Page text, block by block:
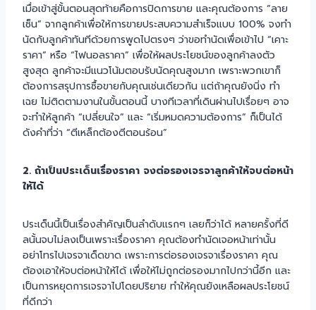
เมื่อเข้าสู่ขั้นตอนสุดท้ายคือการปิดการขาย และคุณต้องการ “ลาย
เซ็น” จากลูกค้าเพื่อให้การขายประสบความสำเร็จแบบ 100% จงทำ
นัดกับลูกค้าทันทีด้วยการพูดไปตรงๆ ว่าขอทำนัดเพื่อเข้าไป “เคาะ
ราคา” หรือ “ไฟนอลราคา” เพื่อให้ผลประโยชน์ของลูกค้าลงตัว
สูงสุด ลูกค้าจะมีแนวโน้มตอบรับนัดคุณสูงมาก เพราะพวกเขาก็
ต้องการสรุปการซื้อขายกับคุณเช่นเดียวกัน แต่ถ้าคุณยังนิ่ง ทำ
เฉย ไม่ติดตามงานในขั้นตอนนี้ บางทีเวลาที่เดินผ่านไปเรื่อยๆ อาจ
จะทำให้ลูกค้า “เปลี่ยนใจ” และ “เริ่มหมดความต้องการ” ก็เป็นได้
ดังคำที่ว่า “ตีเหล็กต้องตีตอนร้อน”
2. ถ้าเป็นประเด็นเรื่องราคา จงต่อรองเจรจาลูกค้าให้จบต่อหน้า
ให้ได้
ประเด็นนี้เป็นเรื่องสำคัญเป็นลำดับแรกๆ เลยก็ว่าได้ หลายครั้งที่ดี
ลนั้นจบไม่ลงเป็นเพราะเรื่องราคา คุณต้องทำนัดเจอหน้าเท่านั้น
อย่าโทรไปเจรจาเด็ดขาด เพราะการต่อรองเจรจาเรื่องราคา คุณ
ต้องเอาให้จบต่อหน้าให้ได้ เพื่อให้ไม่ถูกต่อรองมากไปกว่านี้อีก และ
เป็นการหยุดการเจรจาไปโดยปริยาย ทำให้คุณยังเหลือผลประโยชน์
ที่ดีกว่า